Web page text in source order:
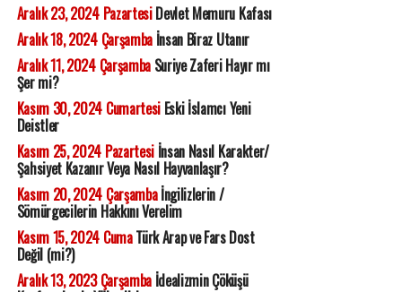
Aralık 23, 2024 PazartesiDevlet Memuru Kafası
Aralık 18, 2024 Çarşambaİnsan Biraz Utanır
Aralık 11, 2024 ÇarşambaSuriye Zaferi Hayır mı
Şer mi?
Kasım 30, 2024 CumartesiEski İslamcı Yeni
Deistler
Kasım 25, 2024 Pazartesiİnsan Nasıl Karakter/
Şahsiyet Kazanır Veya Nasıl Hayvanlaşır?
Kasım 20, 2024 Çarşambaİngilizlerin /
Sömürgecilerin Hakkını Verelim
Kasım 15, 2024 CumaTürk Arap ve Fars Dost
Değil (mi?)
Aralık 13, 2023 Çarşambaİdealizmin Çöküşü